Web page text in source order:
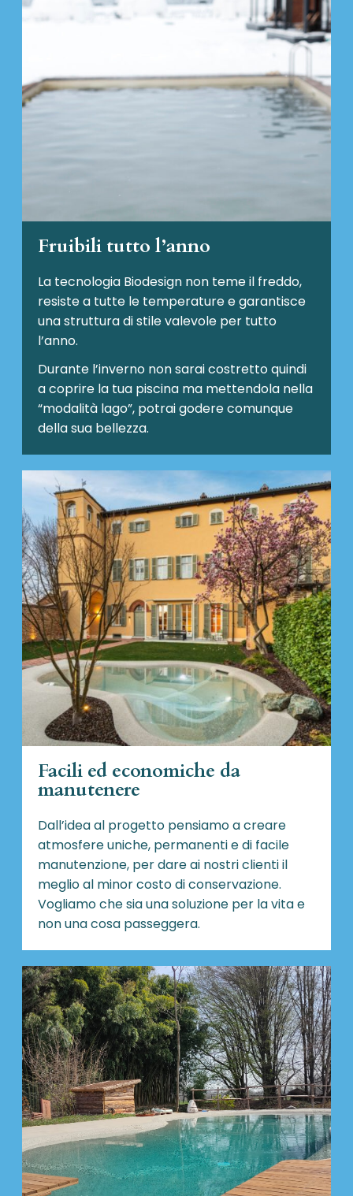
Fruibili tutto l’anno
La tecnologia Biodesign non teme il freddo,
resiste a tutte le temperature e garantisce
una struttura di stile valevole per tutto
l’anno.
Durante l’inverno non sarai costretto quindi
a coprire la tua piscina ma mettendola nella
“modalità lago”, potrai godere comunque
della sua bellezza.
Facili ed economiche da
manutenere
Dall’idea al progetto pensiamo a creare
atmosfere uniche, permanenti e di facile
manutenzione, per dare ai nostri clienti il
meglio al minor costo di conservazione.
Vogliamo che sia una soluzione per la vita e
non una cosa passeggera.